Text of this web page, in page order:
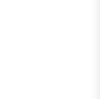
pladser og øget støtte til